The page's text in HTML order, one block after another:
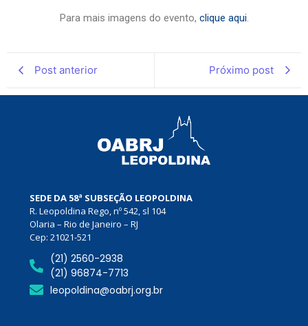
Para mais imagens do evento, clique aqui.
Post anterior Próximo post
SEDE DA 58ª SUBSEÇÃO LEOPOLDINA
R. Leopoldina Rego, nº 542, sl 104
Olaria – Rio de Janeiro – RJ
Cep: 21021-521
(21) 2560-2938
(21) 96874-7713
leopoldina@oabrj.org.br